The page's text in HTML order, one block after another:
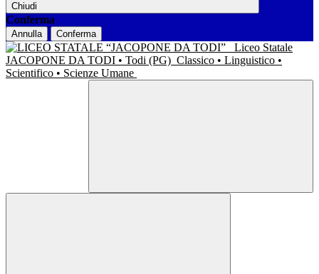
Chiudi
Conferma
Annulla Conferma
Liceo Statale
JACOPONE DA TODI • Todi (PG) Classico • Linguistico •
Scientifico • Scienze Umane